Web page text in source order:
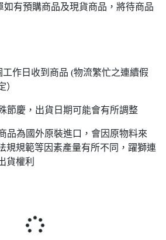
如有預購商品及現貨商品，將待商品
作日收到商品 (物流繁忙之連續假
）
節慶，出貨日期可能會有所調整
品為國外原裝進口，會因原物料來
規規範等因素產量有所不同，躍獅連
貨權利